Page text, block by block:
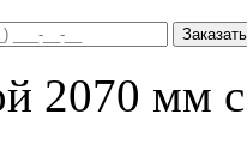
Заказать
2070 мм